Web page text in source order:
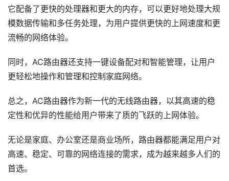
它配备了更快的处理器和更大的内存，可以更好地处理大规
模数据传输和多任务处理，为用户提供更快的上网速度和更
流畅的网络体验。
同时，AC路由器还支持一键设备配对和智能管理，让用户
更轻松地操作和管理和控制家庭网络。
总之，AC路由器作为新一代的无线路由器，以其高速的稳
定性和优异的性能给用户带来了质的飞跃的上网体验。
无论是家庭、办公室还是商业场所，路由器都能满足用户对
高速、稳定、可靠的网络连接的需求，成为越来越多人们的
首选。